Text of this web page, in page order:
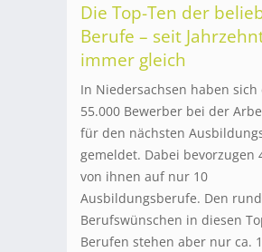
Die Top-Ten der
Berufe – seit
immer gleich
In Niedersachsen haben sich
55.000 Bewerber bei der
für den nächsten
gemeldet. Dabei bevorzugen
von ihnen auf nur 10
Ausbildungsberufe. Den
Berufswünschen in diesen
Berufen stehen aber nur ca.